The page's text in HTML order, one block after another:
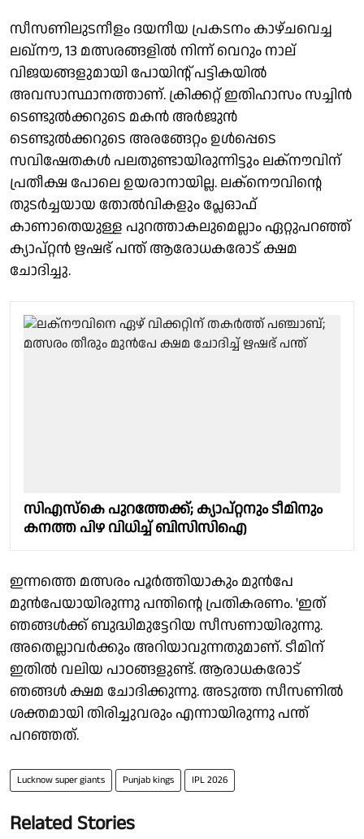
സീസണിലുടനീളം ദയനീയ പ്രകടനം കാഴ്ചവെച്ച
ലഖ്നൗ, 13 മത്സരങ്ങളില്‍ നിന്ന് വെറും നാല്
വിജയങ്ങളുമായി പോയിന്റ് പട്ടികയില്‍
അവസാസ്ഥാനത്താണ്. ക്രിക്കറ്റ് ഇതിഹാസം സച്ചിന്‍
ടെണ്ടുല്‍ക്കറുടെ മകന്‍ അര്‍ജുന്‍
ടെണ്ടുല്‍ക്കറുടെ അരങ്ങേറ്റം ഉൾപ്പെടെ
സവിഷേതകൾ പലതുണ്ടായിരുന്നിട്ടും ലക്നൗവിന്
പ്രതീക്ഷ പോലെ ഉയരാനായില്ല. ലക്നൌവിന്റെ
തുടർച്ചയായ തോൽവികളും പ്ലേഓഫ്
കാണാതെയുള്ള പുറത്താകലുമെല്ലാം ഏറ്റുപറഞ്ഞ്
ക്യാപ്റ്റന്‍ ഋഷഭ് പന്ത് ആരോധകരോട് ക്ഷമ
ചോദിച്ചു.
സിഎസ്കെ പുറത്തേക്ക്; ക്യാപ്റ്റനും ടീമിനും
കനത്ത പിഴ വിധിച്ച് ബിസിസിഐ
ഇന്നത്തെ മത്സരം പൂർത്തിയാകും മുൻപേ
മുൻപേയായിരുന്നു പന്തിന്റെ പ്രതികരണം. 'ഇത്
ഞങ്ങള്‍ക്ക് ബുദ്ധിമുട്ടേറിയ സീസണായിരുന്നു.
അതെല്ലാവര്‍ക്കും അറിയാവുന്നതുമാണ്. ടീമിന്
ഇതില്‍ വലിയ പാഠങ്ങളുണ്ട്. ആരാധകരോട്
ഞങ്ങള്‍ ക്ഷമ ചോദിക്കുന്നു. അടുത്ത സീസണിൽ
ശക്തമായി തിരിച്ചുവരും എന്നായിരുന്നു പന്ത്
പറഞ്ഞത്.
Lucknow super giants Punjab kings IPL 2026
Related Stories